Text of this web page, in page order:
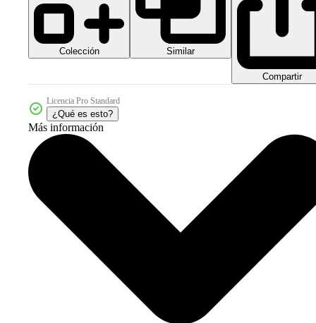
Colección Similar
Compartir
Licencia Pro Standard
¿Qué es esto?
Más información